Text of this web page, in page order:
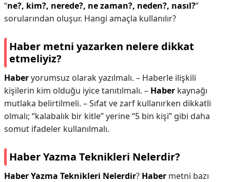
“ne?, kim?, nerede?, ne zaman?, neden?, nasıl?”
sorularından oluşur. Hangi amaçla kullanılır?
Haber metni yazarken nelere dikkat
etmeliyiz?
Haberyorumsuz olarak yazılmalı. – Haberle ilişkili
kişilerin kim olduğu iyice tanıtılmalı. – Haber kaynağı
mutlaka belirtilmeli. – Sıfat ve zarf kullanırken dikkatli
olmalı; “kalabalık bir kitle” yerine “5 bin kişi” gibi daha
somut ifadeler kullanılmalı.
Haber Yazma Teknikleri Nelerdir?
Haber Yazma Teknikleri Nelerdir? Haber metni bazı